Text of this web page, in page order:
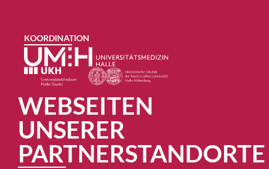
KOORDINATION
WEBSEITEN
UNSERER
PARTNERSTANDORTE